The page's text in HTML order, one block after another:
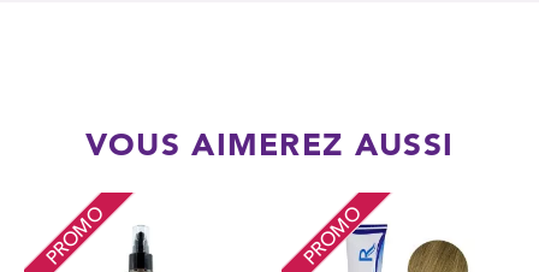
VOUS AIMEREZ AUSSI
PROMO PROMO